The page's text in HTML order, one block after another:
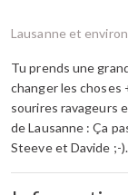
Lausanne et
Tu prends une
changer les choses
sourires ravageurs
de Lausanne : Ça
Steeve et Davide ;-).